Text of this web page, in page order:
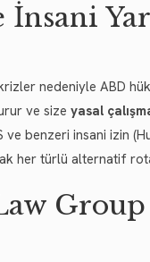
İnsani
nedeniyle ABD
ve size yasal
ve benzeri insani izin
her türlü alternatif
Group